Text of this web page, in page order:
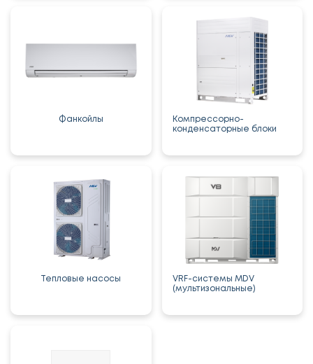
Фанкойлы
Компрессорно-
конденсаторные блоки
Тепловые насосы
VRF-системы MDV
(мультизональные)